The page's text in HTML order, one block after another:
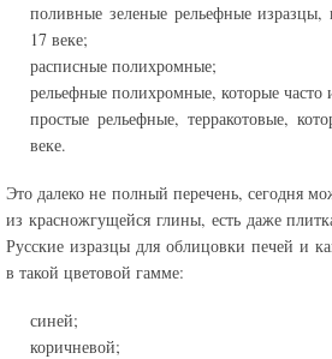
поливные зеленые рельефные
17 веке;
расписные полихромные;
рельефные полихромные, которые часто
простые рельефные, терракотовые,
веке.
Это далеко не полный перечень, сегодня
из красножгущейся глины, есть даже
Русские изразцы для облицовки печей и
в такой цветовой гамме:
синей;
коричневой;